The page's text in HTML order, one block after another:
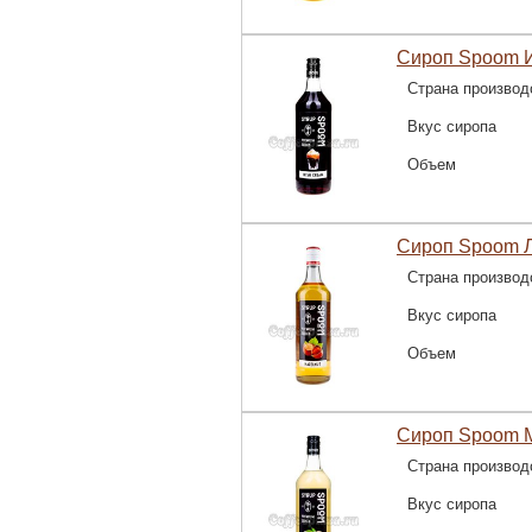
Сироп Spoom
Страна
Вкус сиропа
Объем
Сироп Spoom
Страна
Вкус сиропа
Объем
Сироп Spoom
Страна
Вкус сиропа